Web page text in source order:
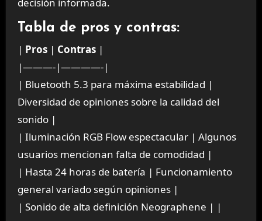
Tabla de pros y contras:
| Pros| Contras|
|———-|————-|
| Bluetooth 5.3 para máxima estabilidad |
Diversidad de opiniones sobre la calidad del
sonido |
| Iluminación RGB Flow espectacular | Algunos
usuarios mencionan falta de comodidad |
| Hasta 24 horas de batería | Funcionamiento
general variado según opiniones |
| Sonido de alta definición Neographene | |